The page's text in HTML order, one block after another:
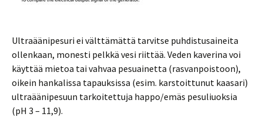
Ultraäänipesuri ei välttämättä tarvitse puhdistusaineita
ollenkaan, monesti pelkkä vesi riittää. Veden kaverina voi
käyttää mietoa tai vahvaa pesuainetta (rasvanpoistoon),
oikein hankalissa tapauksissa (esim. karstoittunut kaasari)
ultraäänipesuun tarkoitettuja happo/emäs pesuliuoksia
(pH 3 – 11,9).